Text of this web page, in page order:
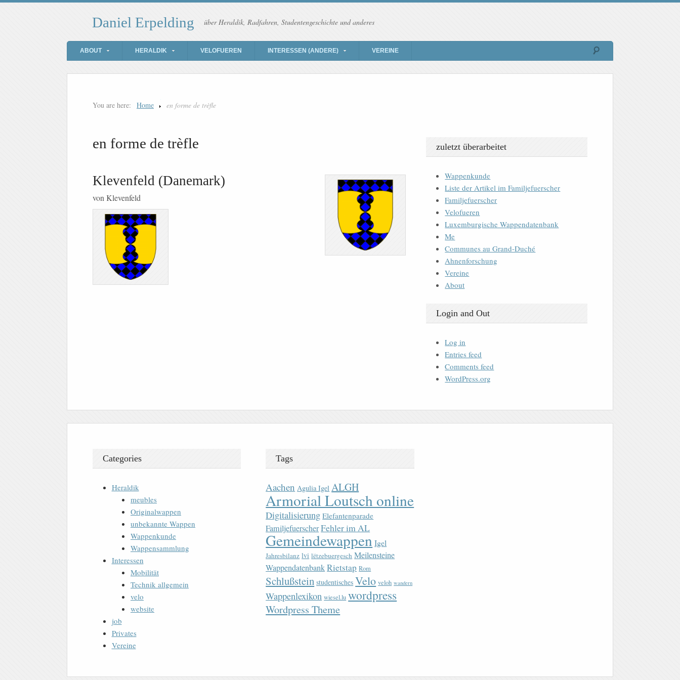
Daniel Erpelding über Heraldik, Radfahren, Studentengeschichte und anderes
ABOUT HERALDIK VELOFUEREN INTERESSEN (ANDERE) VEREINE
You are here: Home en forme de trèfle
en forme de trèfle
Klevenfeld (Danemark)
von Klevenfeld
zuletzt überarbeitet
Wappenkunde
Liste der Artikel im Familjefuerscher
Familjefuerscher
Velofueren
Luxemburgische Wappendatenbank
Me
Communes au Grand-Duché
Ahnenforschung
Vereine
About
Login and Out
Log in
Entries feed
Comments feed
WordPress.org
Categories
Heraldik
meubles
Originalwappen
unbekannte Wappen
Wappenkunde
Wappensammlung
Interessen
Mobilität
Technik allgemein
velo
website
job
Privates
Vereine
Tags
Aachen Agulia Igel ALGH
Armorial Loutsch online
Digitalisierung Elefantenparade
FamiljefuerscherFehler im AL
Gemeindewappen Igel
Jahresbilanz lvi lëtzebuergesch Meilensteine
WappendatenbankRietstap Rom
Schlußstein studentisches Velo veloh wandern
Wappenlexikon wiesel.lu wordpress
Wordpress Theme